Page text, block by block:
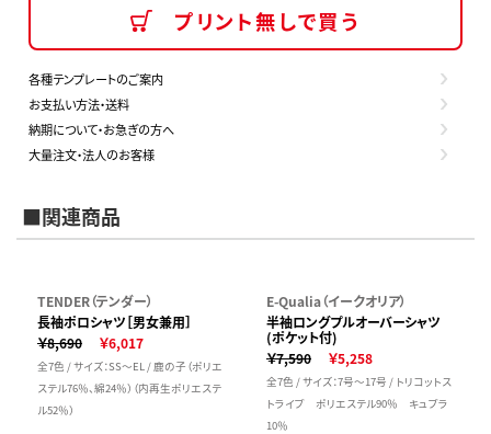
プリント無しで買う
各種テンプレートのご案内
お支払い方法・送料
納期について・お急ぎの方へ
大量注文・法人のお客様
■関連商品
TENDER（テンダー）
長袖ポロシャツ［男女兼用］
￥8,690
￥6,017
全7色 / サイズ：SS～EL / 鹿の子（ポリエ
ステル76％、綿24％）（内再生ポリエステ
ル52％）
E-Qualia（イークオリア）
半袖ロングプルオーバーシャツ
(ポケット付)
￥7,590
￥5,258
全7色 / サイズ：7号～17号 / トリコットス
トライプ ポリエステル90％ キュプラ
10％